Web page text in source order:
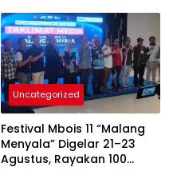
Uncategorized
Festival Mbois 11 “Malang
Menyala” Digelar 21–23
Agustus, Rayakan 100